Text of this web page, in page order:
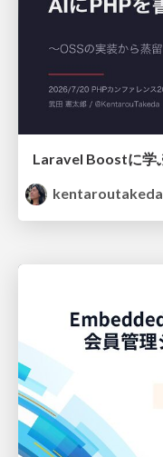
kentaroutakeda